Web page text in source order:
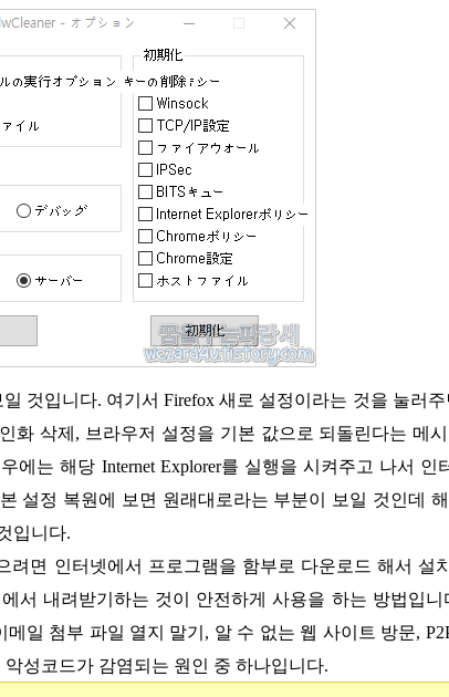
화 삭제, 브라우저 설정을 기본 값으로 되돌린다는 메
에는 해당 Internet Explorer를 실행을 시켜주고 나서 인
설정 복원에 보면 원래대로라는 부분이 보일 것인데
입니다.
려면 인터넷에서 프로그램을 함부로 다운로드 해서 설
서 내려받기하는 것이 안전하게 사용을 하는 방법입니
일 첨부 파일 열지 말기, 알 수 없는 웹 사이트 방문,
성코드가 감염되는 원인 중 하나입니다.